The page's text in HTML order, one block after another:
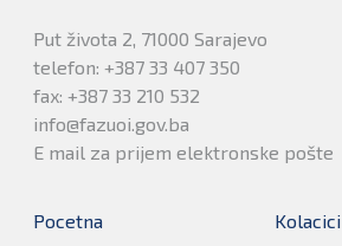
Put života 2, 71000 Sarajevo
telefon: +387 33 407 350
fax: +387 33 210 532
info@fazuoi.gov.ba
E mail za prijem elektronske pošte
Pocetna
Kolacici